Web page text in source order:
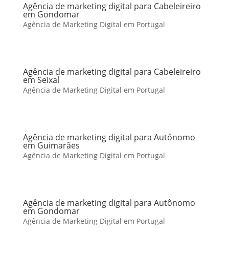
Agência de marketing digital para Cabeleireiro
em Gondomar
Agência de Marketing Digital em Portugal
Agência de marketing digital para Cabeleireiro
em Seixal
Agência de Marketing Digital em Portugal
Agência de marketing digital para Autônomo
em Guimarães
Agência de Marketing Digital em Portugal
Agência de marketing digital para Autônomo
em Gondomar
Agência de Marketing Digital em Portugal